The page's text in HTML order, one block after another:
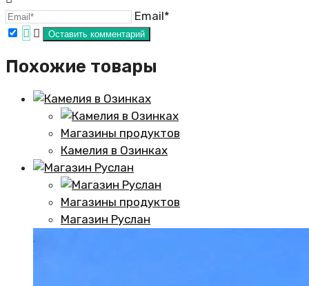
Email*
Похожие товары
Магазины продуктов
Камелия в Озинках
Магазины продуктов
Магазин Руслан